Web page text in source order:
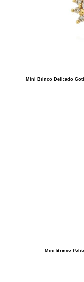
Mini Brinco Delicado
Mini Brinco